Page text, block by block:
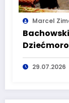
Marcel
29.07.2026